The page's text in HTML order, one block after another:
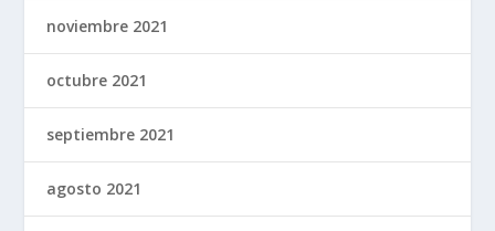
noviembre 2021
octubre 2021
septiembre 2021
agosto 2021